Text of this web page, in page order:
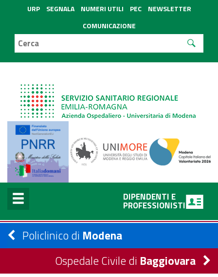
URP SEGNALA NUMERI UTILI PEC
NEWSLETTER
COMUNICAZIONE
DIPENDENTI E
PROFESSIONISTI
Policlinico di Modena
Ospedale Civile di Baggiovara